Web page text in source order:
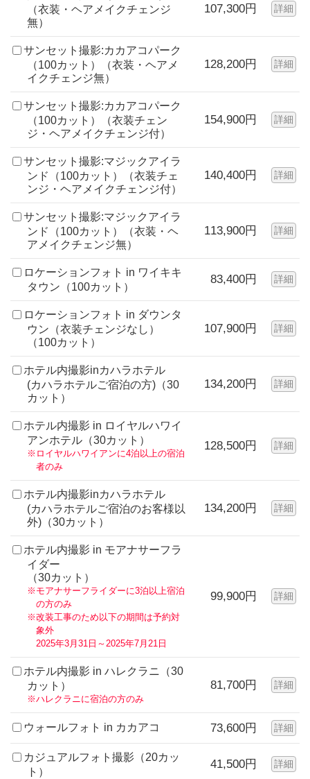
（衣装・ヘアメイクチェンジ
無）
107,300円 詳細
サンセット撮影:カカアコパーク
（100カット）（衣装・ヘアメ
イクチェンジ無）
128,200円 詳細
サンセット撮影:カカアコパーク
（100カット）（衣装チェン
ジ・ヘアメイクチェンジ付）
154,900円 詳細
サンセット撮影:マジックアイラ
ンド（100カット）（衣装チェ
ンジ・ヘアメイクチェンジ付）
140,400円 詳細
サンセット撮影:マジックアイラ
ンド（100カット）（衣装・ヘ
アメイクチェンジ無）
113,900円 詳細
ロケーションフォト in ワイキキ
タウン（100カット）
83,400円 詳細
ロケーションフォト in ダウンタ
ウン（衣装チェンジなし）
（100カット）
107,900円 詳細
ホテル内撮影inカハラホテル
(カハラホテルご宿泊の方)（30
カット）
134,200円 詳細
ホテル内撮影 in ロイヤルハワイ
アンホテル（30カット）
※ロイヤルハワイアンに4泊以上の宿泊
者のみ
128,500円 詳細
ホテル内撮影inカハラホテル
(カハラホテルご宿泊のお客様以
外)（30カット）
134,200円 詳細
ホテル内撮影 in モアナサーフラ
イダー
（30カット）
※モアナサーフライダーに3泊以上宿泊
の方のみ
※改装工事のため以下の期間は予約対
象外
2025年3月31日～2025年7月21日
99,900円 詳細
ホテル内撮影 in ハレクラニ（30
カット）
※ハレクラニに宿泊の方のみ
81,700円 詳細
ウォールフォト in カカアコ 73,600円 詳細
カジュアルフォト撮影（20カッ
ト）
41,500円 詳細